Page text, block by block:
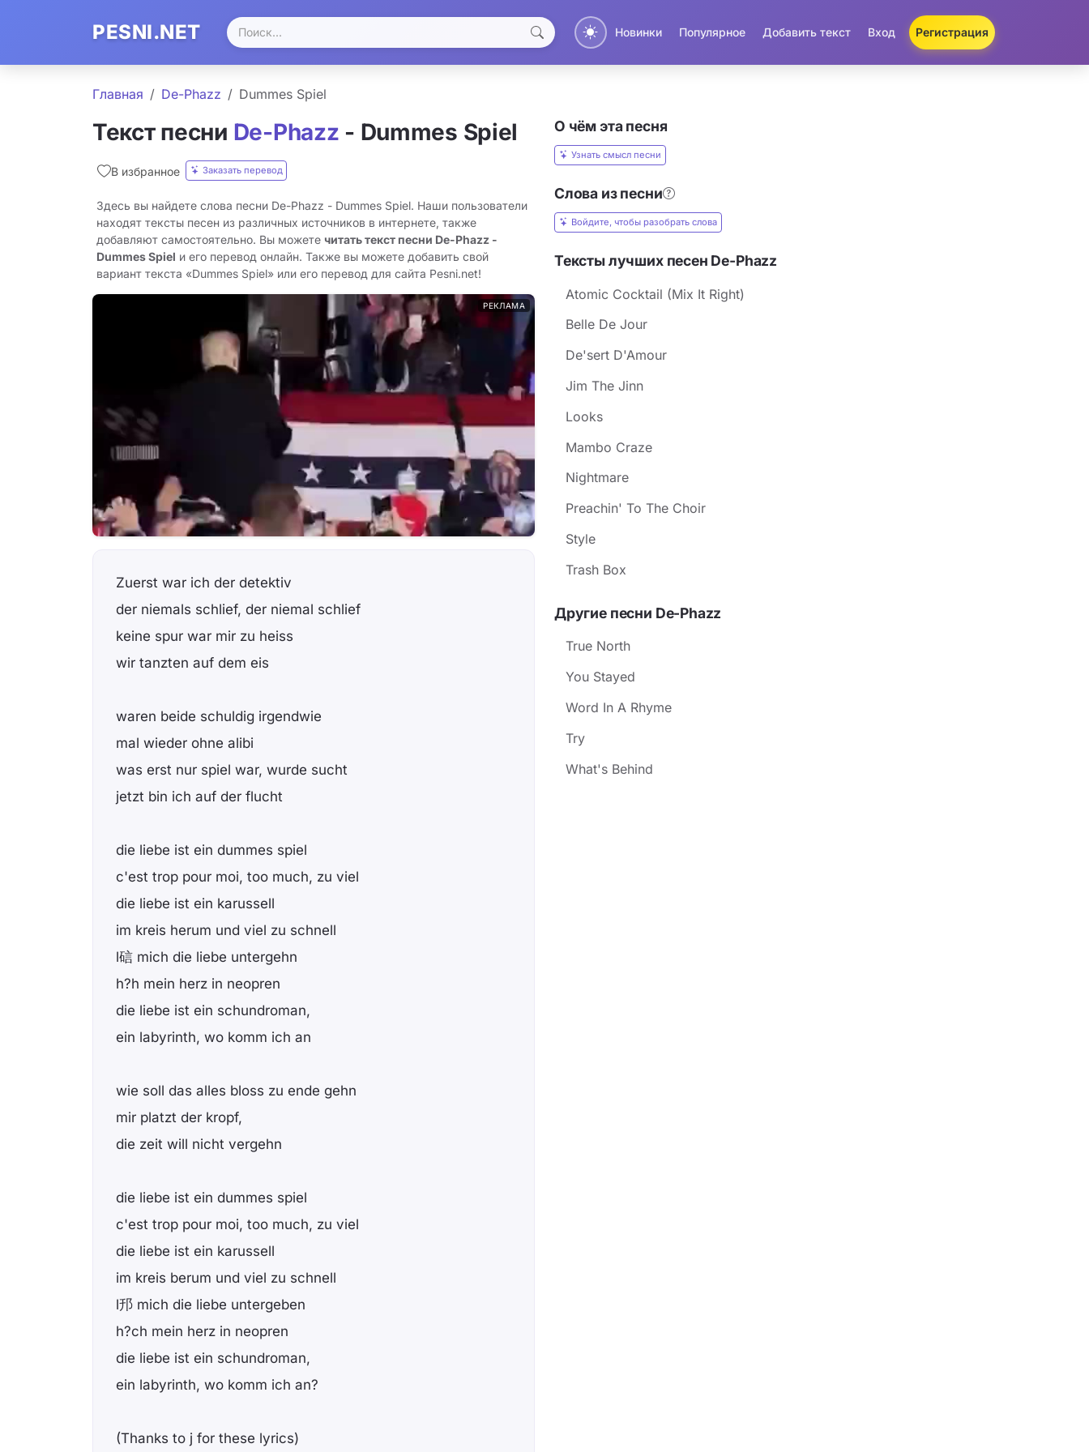
PESNI.NET Новинки Популярное Добавить текст Вход Регистрация
Главная De-Phazz Dummes Spiel
Текст песни De-Phazz - Dummes Spiel
В избранное Заказать перевод
Здесь вы найдете слова песни De-Phazz - Dummes Spiel. Наши пользователи
находят тексты песен из различных источников в интернете, также
добавляют самостоятельно. Вы можете читать текст песни De-Phazz -
Dummes Spiel и его перевод онлайн. Также вы можете добавить свой
вариант текста «Dummes Spiel» или его перевод для сайта Pesni.net!
РЕКЛАМА
Zuerst war ich der detektiv
der niemals schlief, der niemal schlief
keine spur war mir zu heiss
wir tanzten auf dem eis
waren beide schuldig irgendwie
mal wieder ohne alibi
was erst nur spiel war, wurde sucht
jetzt bin ich auf der flucht
die liebe ist ein dummes spiel
c'est trop pour moi, too much, zu viel
die liebe ist ein karussell
im kreis herum und viel zu schnell
l䂴 mich die liebe untergehn
h?h mein herz in neopren
die liebe ist ein schundroman,
ein labyrinth, wo komm ich an
wie soll das alles bloss zu ende gehn
mir platzt der kropf,
die zeit will nicht vergehn
die liebe ist ein dummes spiel
c'est trop pour moi, too much, zu viel
die liebe ist ein karussell
im kreis berum und viel zu schnell
l䢴 mich die liebe untergeben
h?ch mein herz in neopren
die liebe ist ein schundroman,
ein labyrinth, wo komm ich an?
(Thanks to j for these lyrics)
О чём эта песня
Узнать смысл песни
Слова из песни
Войдите, чтобы разобрать слова
Тексты лучших песен De-Phazz
Atomic Cocktail (Mix It Right)
Belle De Jour
De'sert D'Amour
Jim The Jinn
Looks
Mambo Craze
Nightmare
Preachin' To The Choir
Style
Trash Box
Другие песни De-Phazz
True North
You Stayed
Word In A Rhyme
Try
What's Behind